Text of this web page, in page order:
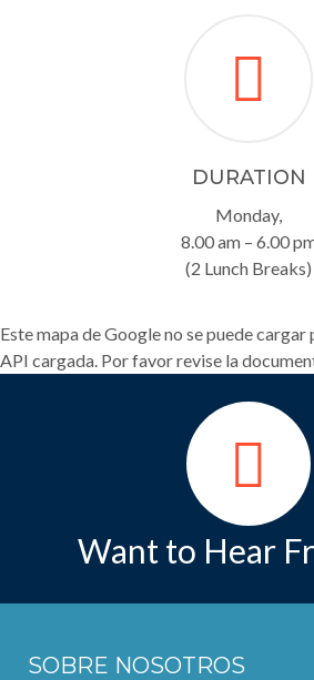
DURATION
Monday,
8.00 am – 6.00
(2 Lunch Breaks)
Este mapa de Google no se puede cargar
API cargada. Por favor revise la
Want to Hear
SOBRE NOSOTROS